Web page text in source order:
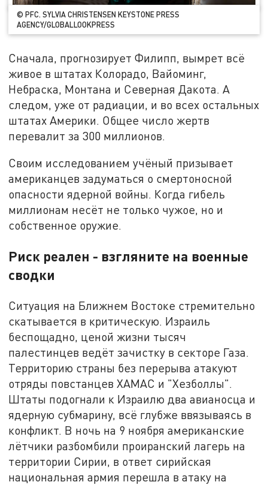
© PFC. SYLVIA CHRISTENSEN KEYSTONE PRESS
AGENCY/GLOBALLOOKPRESS
Сначала, прогнозирует Филипп, вымрет всё
живое в штатах Колорадо, Вайоминг,
Небраска, Монтана и Северная Дакота. А
следом, уже от радиации, и во всех остальных
штатах Америки. Общее число жертв
перевалит за 300 миллионов.
Своим исследованием учёный призывает
американцев задуматься о смертоносной
опасности ядерной войны. Когда гибель
миллионам несёт не только чужое, но и
собственное оружие.
Риск реален - взгляните на военные
сводки
Ситуация на Ближнем Востоке стремительно
скатывается в критическую. Израиль
беспощадно, ценой жизни тысяч
палестинцев ведёт зачистку в секторе Газа.
Территорию страны без перерыва атакуют
отряды повстанцев ХАМАС и "Хезболлы".
Штаты подогнали к Израилю два авианосца и
ядерную субмарину, всё глубже ввязываясь в
конфликт. В ночь на 9 ноября американские
лётчики разбомбили проиранский лагерь на
территории Сирии, в ответ сирийская
национальная армия перешла в атаку на